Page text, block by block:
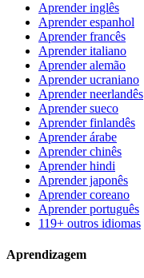
Aprender inglês
Aprender espanhol
Aprender francês
Aprender italiano
Aprender alemão
Aprender ucraniano
Aprender neerlandês
Aprender sueco
Aprender finlandês
Aprender árabe
Aprender chinês
Aprender hindi
Aprender japonês
Aprender coreano
Aprender português
119+ outros idiomas
Aprendizagem